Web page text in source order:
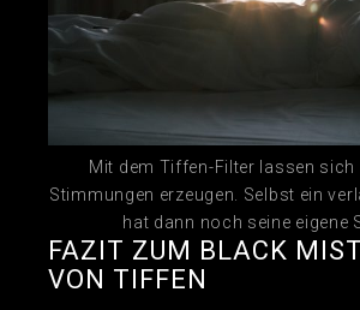
Mit dem Tiffen-Filter lassen
Stimmungen erzeugen. Selbst ein
hat dann noch seine eigene
FAZIT ZUM BLACK
VON TIFFEN